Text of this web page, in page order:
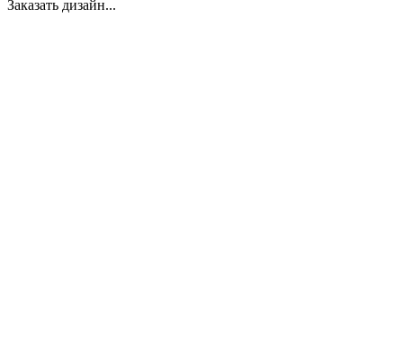
Заказать дизайн...